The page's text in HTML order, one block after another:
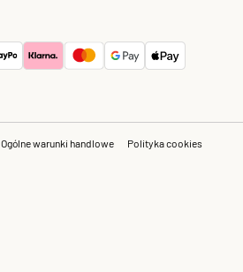
Ogólne warunki handlowe
Polityka cookies